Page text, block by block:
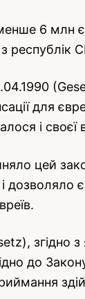
6 млн
для
і своєї
цей
і
згідно
до